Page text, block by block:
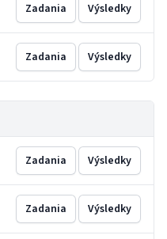
Zadania Výsledky
Zadania Výsledky
Zadania Výsledky
Zadania Výsledky